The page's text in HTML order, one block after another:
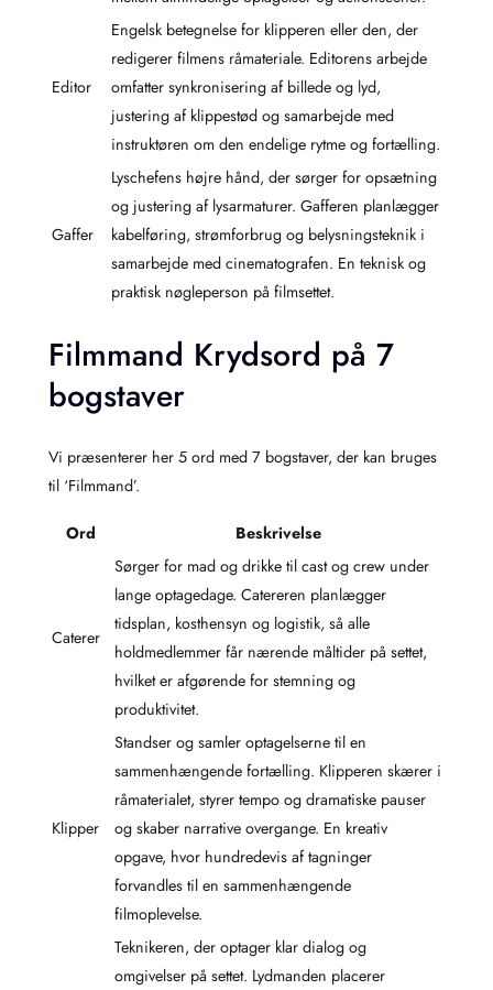
Editor
Engelsk betegnelse for klipperen eller den, der
redigerer filmens råmateriale. Editorens arbejde
omfatter synkronisering af billede og lyd,
justering af klippestød og samarbejde med
instruktøren om den endelige rytme og fortælling.
Gaffer
Lyschefens højre hånd, der sørger for opsætning
og justering af lysarmaturer. Gafferen planlægger
kabelføring, strømforbrug og belysningsteknik i
samarbejde med cinematografen. En teknisk og
praktisk nøgleperson på filmsettet.
Filmmand Krydsord på 7
bogstaver
Vi præsenterer her 5 ord med 7 bogstaver, der kan bruges
til ‘Filmmand’.
Ord Beskrivelse
Caterer
Sørger for mad og drikke til cast og crew under
lange optagedage. Catereren planlægger
tidsplan, kosthensyn og logistik, så alle
holdmedlemmer får nærende måltider på settet,
hvilket er afgørende for stemning og
produktivitet.
Klipper
Standser og samler optagelserne til en
sammenhængende fortælling. Klipperen skærer i
råmaterialet, styrer tempo og dramatiske pauser
og skaber narrative overgange. En kreativ
opgave, hvor hundredevis af tagninger
forvandles til en sammenhængende
filmoplevelse.
Teknikeren, der optager klar dialog og
omgivelser på settet. Lydmanden placerer